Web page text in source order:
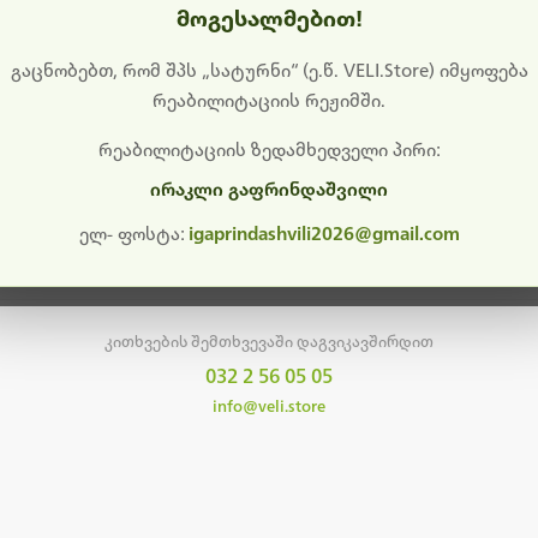
გიხდით შეფერხებისთვის. ამჟამად მიმდინარეობს
განახლება და ტექნიკური სამუშაოები.
მალე ისევ ხელმისაწვდომი იქნება. გმადლობთ მოთმინებისთვის!
მთავარ გვერდზე დაბრუნება
კითხვების შემთხვევაში დაგვიკავშირდით
032 2 56 05 05
info@veli.store
მოგესალმებით!
გაცნობებთ, რომ შპს „სატურნი“ (ე.წ. VELI.Store) იმყოფება
რეაბილიტაციის რეჟიმში.
რეაბილიტაციის ზედამხედველი პირი:
ირაკლი გაფრინდაშვილი
ელ- ფოსტა: igaprindashvili2026@gmail.com